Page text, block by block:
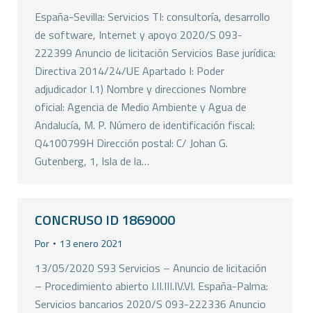
España-Sevilla: Servicios TI: consultoría, desarrollo
de software, Internet y apoyo 2020/S 093-
222399 Anuncio de licitación Servicios Base jurídica:
Directiva 2014/24/UE Apartado I: Poder
adjudicador I.1) Nombre y direcciones Nombre
oficial: Agencia de Medio Ambiente y Agua de
Andalucía, M. P. Número de identificación fiscal:
Q4100799H Dirección postal: C/ Johan G.
Gutenberg, 1, Isla de la…
CONCRUSO ID 1869000
Por 13 enero 2021
13/05/2020 S93 Servicios – Anuncio de licitación
– Procedimiento abierto I.II.III.IV.VI. España-Palma:
Servicios bancarios 2020/S 093-222336 Anuncio